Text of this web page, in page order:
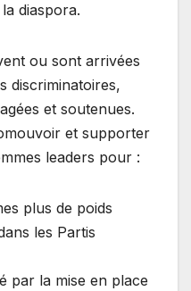
diaspora.
ou sont arrivées
discriminatoires,
et soutenues.
et supporter
leaders pour :
plus de poids
les Partis
par la mise en place